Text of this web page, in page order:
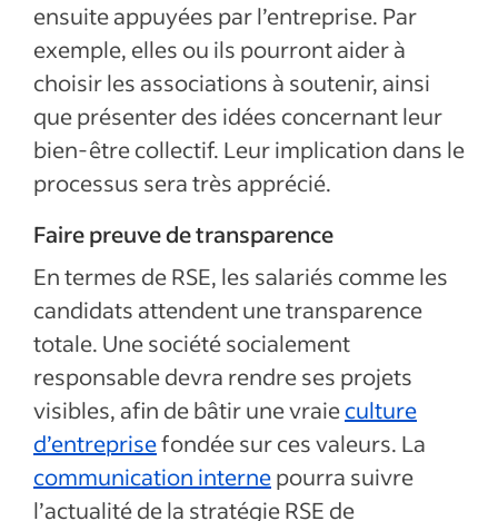
ensuite appuyées par l’entreprise. Par
exemple, elles ou ils pourront aider à
choisir les associations à soutenir, ainsi
que présenter des idées concernant leur
bien-être collectif. Leur implication dans le
processus sera très apprécié.
Faire preuve de transparence
En termes de RSE, les salariés comme les
candidats attendent une transparence
totale. Une société socialement
responsable devra rendre ses projets
visibles, afin de bâtir une vraieculture
d’entreprisefondée sur ces valeurs. La
communication internepourra suivre
l’actualité de la stratégie RSE de